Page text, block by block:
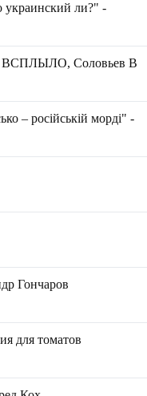
украинский ли?" -
Соловьев В
– російській морді" -
Гончаров
для томатов